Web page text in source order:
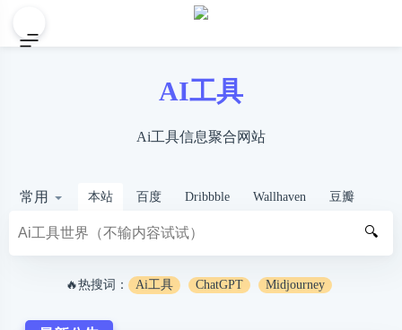
AI工具
Ai工具信息聚合网站
常用 本站 百度 Dribbble Wallhaven 豆瓣
🔍
🔥热搜词： Ai工具 ChatGPT Midjourney